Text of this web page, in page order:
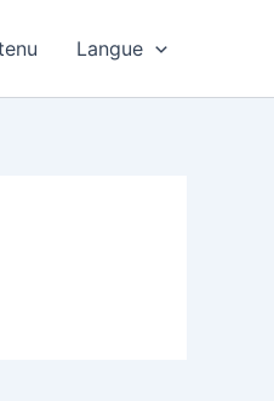
Langue